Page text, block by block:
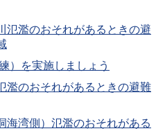
氾濫のおそれがあるときの避
）を実施しましょう
濫のおそれがあるときの避難
海湾側）氾濫のおそれがある